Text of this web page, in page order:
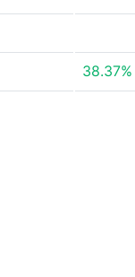
38.37%